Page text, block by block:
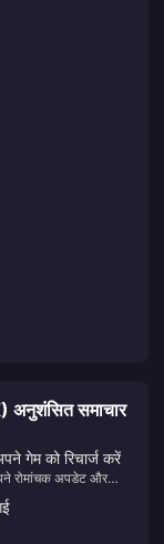
समाचार
गेम को रिचार्ज करें
रोमांचक अपडेट और
जारी रखता है। यहां
टोकन को आसानी से